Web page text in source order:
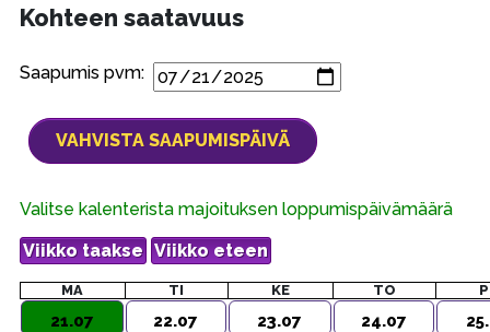
Kohteen saatavuus
Saapumis pvm:
Valitse kalenterista majoituksen loppumispäivämäärä
MA TI KE TO
21.07 22.07 23.07 24.07